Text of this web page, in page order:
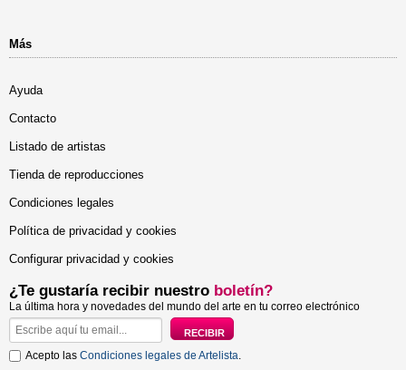
Más
Ayuda
Contacto
Listado de artistas
Tienda de reproducciones
Condiciones legales
Política de privacidad y cookies
Configurar privacidad y cookies
¿Te gustaría recibir nuestro boletín?
La última hora y novedades del mundo del arte en tu correo electrónico
Acepto las Condiciones legales de Artelista.